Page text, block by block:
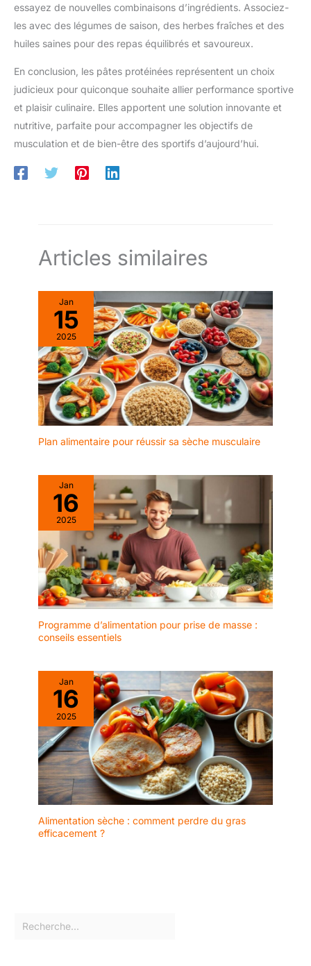
essayez de nouvelles combinaisons d’ingrédients. Associez-
les avec des légumes de saison, des herbes fraîches et des
huiles saines pour des repas équilibrés et savoureux.
En conclusion, les pâtes protéinées représentent un choix
judicieux pour quiconque souhaite allier performance sportive
et plaisir culinaire. Elles apportent une solution innovante et
nutritive, parfaite pour accompagner les objectifs de
musculation et de bien-être des sportifs d’aujourd’hui.
Articles similaires
Jan
15
2025
Plan alimentaire pour réussir sa sèche musculaire
Jan
16
2025
Programme d’alimentation pour prise de masse :
conseils essentiels
Jan
16
2025
Alimentation sèche : comment perdre du gras
efficacement ?